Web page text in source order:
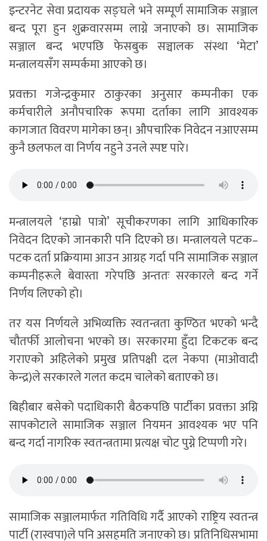
इन्टरनेट सेवा प्रदायक सङ्घले भने सम्पूर्ण सामाजिक सञ्जाल
बन्द पूरा हुन शुक्रवारसम्म लाग्ने जनाएको छ। सामाजिक
सञ्जाल बन्द भएपछि फेसबुक सञ्चालक संस्था ‘मेटा’
मन्त्रालयसँग सम्पर्कमा आएको छ।
प्रवक्ता गजेन्द्रकुमार ठाकुरका अनुसार कम्पनीका एक
कर्मचारीले अनौपचारिक रूपमा दर्ताका लागि आवश्यक
कागजात विवरण मागेका छन्। औपचारिक निवेदन नआएसम्म
कुनै छलफल वा निर्णय नहुने उनले स्पष्ट पारे।
मन्त्रालयले ‘हाम्रो पात्रो’ सूचीकरणका लागि आधिकारिक
निवेदन दिएको जानकारी पनि दिएको छ। मन्त्रालयले पटक–
पटक दर्ता प्रक्रियामा आउन आग्रह गर्दा पनि सामाजिक सञ्जाल
कम्पनीहरूले बेवास्ता गरेपछि अन्ततः सरकारले बन्द गर्ने
निर्णय लिएको हो।
तर यस निर्णयले अभिव्यक्ति स्वतन्त्रता कुण्ठित भएको भन्दै
चौतर्फी आलोचना भएको छ। सरकारमा हुँदा टिकटक बन्द
गराएको अहिलेको प्रमुख प्रतिपक्षी दल नेकपा (माओवादी
केन्द्र)ले सरकारले गलत कदम चालेको बताएको छ।
बिहीबार बसेको पदाधिकारी बैठकपछि पार्टीका प्रवक्ता अग्नि
सापकोटाले सामाजिक सञ्जाल नियमन आवश्यक भए पनि
बन्द गर्दा नागरिक स्वतन्त्रतामा प्रत्यक्ष चोट पुग्ने टिप्पणी गरे।
सामाजिक सञ्जालमार्फत गतिविधि गर्दै आएको राष्ट्रिय स्वतन्त्र
पार्टी (रास्वपा)ले पनि असहमति जनाएको छ। प्रतिनिधिसभामा